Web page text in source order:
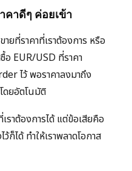
คาดีๆ ค่อยเข้า
ยที่ราคาที่เราต้องการ หรือ
อ EUR/USD ที่ราคา
ไว้ พอราคาลงมาถึง
ดยอัตโนมัติ
ราต้องการได้ แต่ข้อเสียคือ
ว้ก็ได้ ทำให้เราพลาดโอกาส